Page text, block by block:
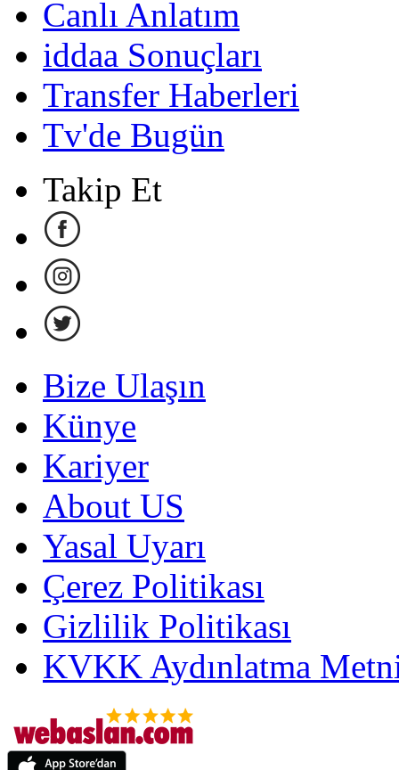
Canlı Anlatım
iddaa Sonuçları
Transfer Haberleri
Tv'de Bugün
Takip Et
Bize Ulaşın
Künye
Kariyer
About US
Yasal Uyarı
Çerez Politikası
Gizlilik Politikası
KVKK Aydınlatma